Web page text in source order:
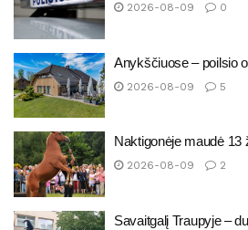
2026-08-09 0
Anykščiuose – poilsio
2026-08-09 5
Naktigonėje maudė 13
2026-08-09 2
Savaitgalį Traupyje –